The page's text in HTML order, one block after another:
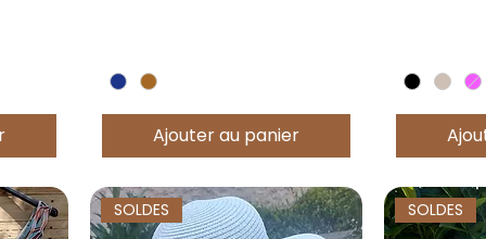
Ajouter au panier
SOLDES SOLDES